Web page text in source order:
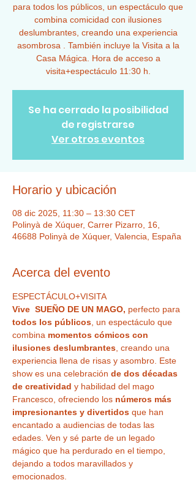
para todos los públicos, un espectáculo que
combina comicidad con ilusiones
deslumbrantes, creando una experiencia
asombrosa . También incluye la Visita a la
Casa Mágica. Hora de acceso a
visita+espectáculo 11:30 h.
Se ha cerrado la posibilidad
de registrarse
Ver otros eventos
Horario y ubicación
08 dic 2025, 11:30 – 13:30 CET
Polinyà de Xúquer, Carrer Pizarro, 16,
46688 Polinyà de Xúquer, Valencia, España
Acerca del evento
ESPECTÁCULO+VISITA
Vive  SUEÑO DE UN MAGO, perfecto para
todos los públicos , un espectáculo que
combina momentos cómicos con
ilusiones deslumbrantes , creando una
experiencia llena de risas y asombro. Este
show es una celebración de dos décadas
de creatividad y habilidad del mago
Francesco, ofreciendo los números más
impresionantes y divertidos que han
encantado a audiencias de todas las
edades. Ven y sé parte de un legado
mágico que ha perdurado en el tiempo,
dejando a todos maravillados y
emocionados.